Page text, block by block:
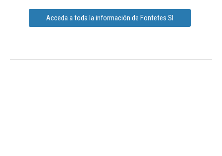
Acceda a toda la información de Fontetes Sl